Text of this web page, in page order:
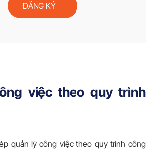
ĐĂNG KÝ
việc theo quy trình
quản lý công việc theo quy trình công